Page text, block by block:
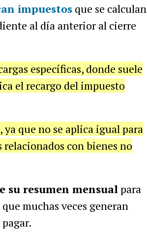
impuestosque se calculan
al día anterior al cierre
específicas, donde suele
el recargo del impuesto
que no se aplica igual para
con bienes no
su resumen mensual para
muchas veces generan